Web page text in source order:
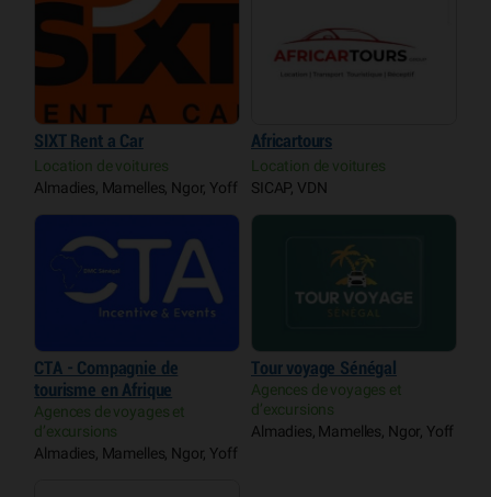
SIXT Rent a Car
Location de voitures
Almadies, Mamelles, Ngor, Yoff
Africartours
Location de voitures
SICAP, VDN
CTA - Compagnie de
tourisme en Afrique
Agences de voyages et
d’excursions
Almadies, Mamelles, Ngor, Yoff
Tour voyage Sénégal
Agences de voyages et
d’excursions
Almadies, Mamelles, Ngor, Yoff